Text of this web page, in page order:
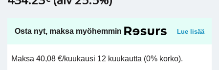
Osta nyt, maksa myöhemmin Lue lisää
Maksa 40,08 €/kuukausi 12 kuukautta (0% korko).